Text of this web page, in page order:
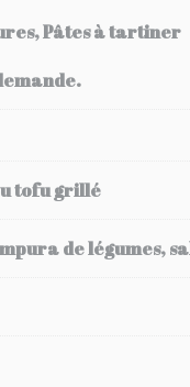
Pâtes à tartiner
tofu grillé
de légumes,